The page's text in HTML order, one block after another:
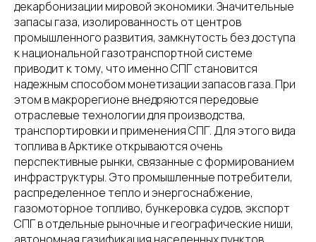
декарбонизации мировой экономики. Значительные
запасы газа, изолированность от центров
промышленного развития, замкнутость без доступа
к национальной газотранспортной системе
приводит к тому, что именно СПГ становится
надежным способом монетизации запасов газа. При
этом в макрорегионе внедряются передовые
отраслевые технологии для производства,
транспортировки и применения СПГ. Для этого вида
топлива в Арктике открываются очень
перспективные рынки, связанные с формированием
инфраструктуры. Это промышленные потребители,
распределенное тепло и энергоснабжение,
газомоторное топливо, бункеровка судов, экспорт
СПГ в отдельные рыночные и географические ниши,